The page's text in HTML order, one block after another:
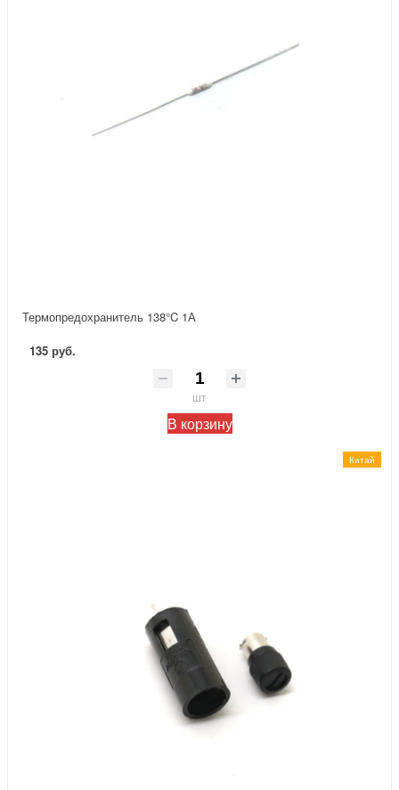
Термопредохранитель 138°C 1А
135 руб.
шт
В корзину
Китай